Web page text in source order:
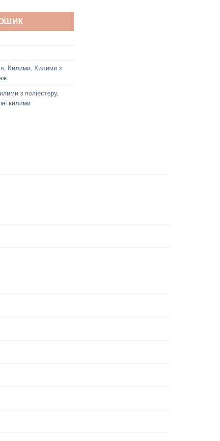
Килими Килими з
з поліестеру,
килими